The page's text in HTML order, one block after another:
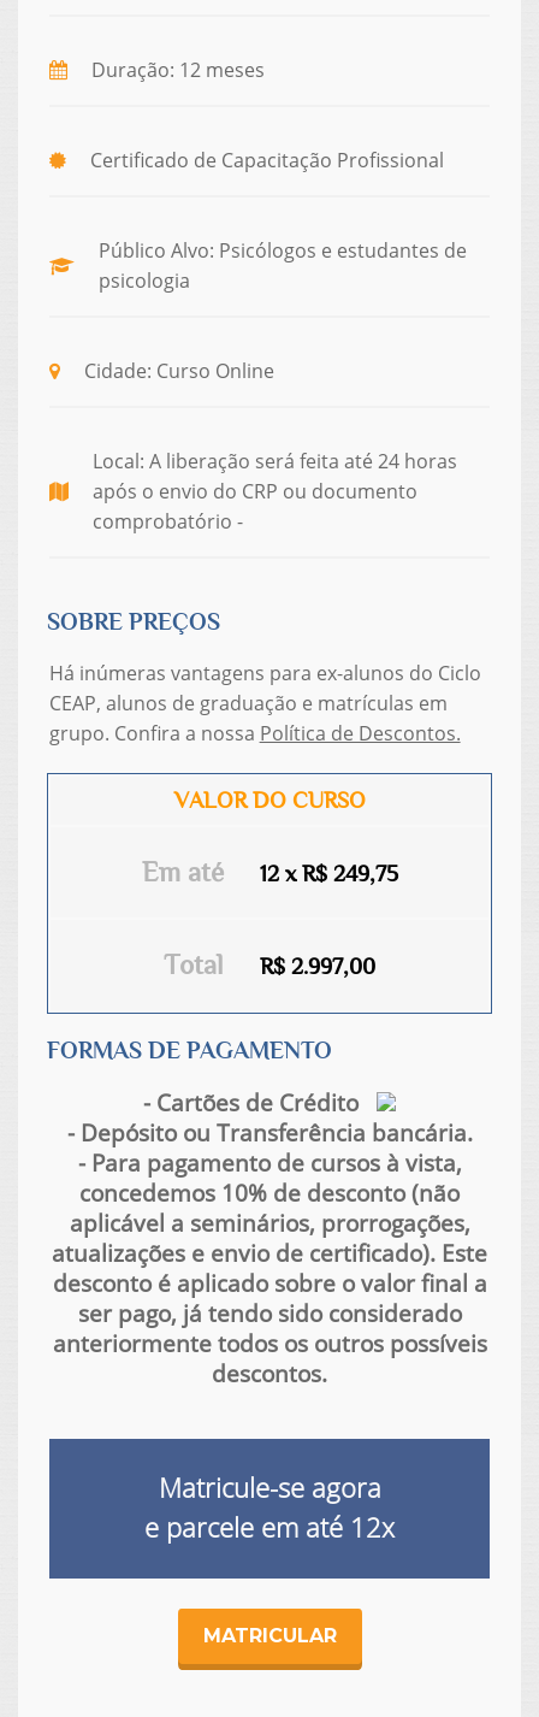
Duração: 12 meses
Certificado de Capacitação Profissional
Público Alvo: Psicólogos e estudantes de
psicologia
Cidade: Curso Online
Local: A liberação será feita até 24 horas
após o envio do CRP ou documento
comprobatório -
SOBRE PREÇOS
Há inúmeras vantagens para ex-alunos do Ciclo
CEAP, alunos de graduação e matrículas em
grupo. Confira a nossa Política de Descontos.
VALOR DO CURSO
Em até 12 x R$ 249,75
Total R$ 2.997,00
FORMAS DE PAGAMENTO
- Cartões de Crédito
- Depósito ou Transferência bancária.
- Para pagamento de cursos à vista,
concedemos 10% de desconto (não
aplicável a seminários, prorrogações,
atualizações e envio de certificado). Este
desconto é aplicado sobre o valor final a
ser pago, já tendo sido considerado
anteriormente todos os outros possíveis
descontos.
Matricule-se agora
e parcele em até 12x
MATRICULAR